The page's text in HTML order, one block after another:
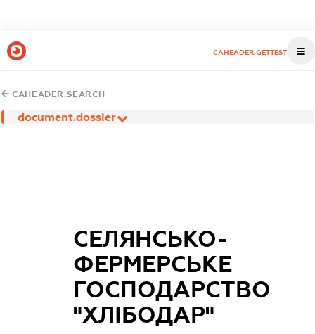
CAHEADER.GETTEST
CAHEADER.SEARCH
document.dossier
СЕЛЯНСЬКО-
ФЕРМЕРСЬКЕ
ГОСПОДАРСТВО
"ХЛІБОДАР"